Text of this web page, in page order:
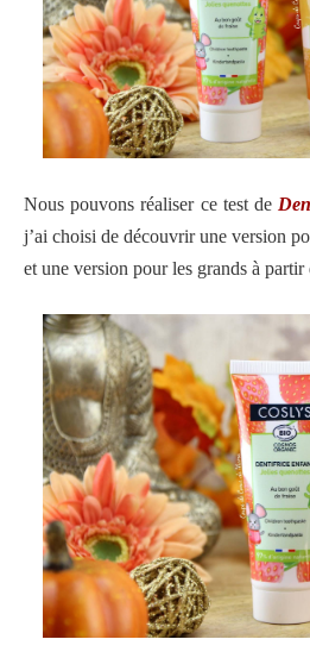
Nous pouvons réaliser ce test de
j’ai choisi de découvrir une version
et une version pour les grands à partir